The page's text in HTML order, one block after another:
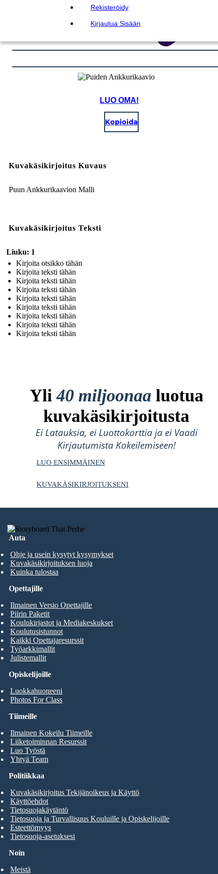
Rekisteröidy
Kirjautua Sisään
LUO OMA!
Kopioida
Kuvakäsikirjoitus Kuvaus
Puun Ankkurikaavion Malli
Kuvakäsikirjoitus Teksti
Liuku: 1
Kirjoita otsikko tähän
Kirjoita teksti tähän
Kirjoita teksti tähän
Kirjoita teksti tähän
Kirjoita teksti tähän
Kirjoita teksti tähän
Kirjoita teksti tähän
Kirjoita teksti tähän
Kirjoita teksti tähän
Yli40 miljoonaa luotua
kuvakäsikirjoitusta
Ei Latauksia, ei Luottokorttia ja ei Vaadi
Kirjautumista Kokeilemiseen!
LUO ENSIMMÄINEN
KUVAKÄSIKIRJOITUKSENI
Auta
Ohje ja usein kysytyt kysymykset
Kuvakäsikirjoituksen luoja
Kuinka tulostaa
Opiskelijoille
Luokkahuoneeni
Photos For Class
Opettajille
Ilmainen Versio Opettajille
Piirin Paketit
Koulukirjastot ja Mediakeskukset
Koulutusistunnot
Kaikki Opettajaresurssit
Työarkkimallit
Julistemallit
Tiimeille
Ilmainen Kokeilu Tiimeille
Liiketoiminnan Resurssit
Luo Työstä
Yhtyä Team
Noin
Meistä
Politiikkaa
Kuvakäsikirjoitus Tekijänoikeus ja Käyttö
Käyttöehdot
Tietosuojakäytäntö
Tietosuoja ja Turvallisuus Kouluille ja Opiskelijoille
Esteettömyys
Tietosuoja-asetuksesi